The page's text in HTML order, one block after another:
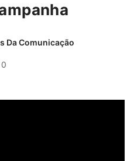
Da Comunicação
0